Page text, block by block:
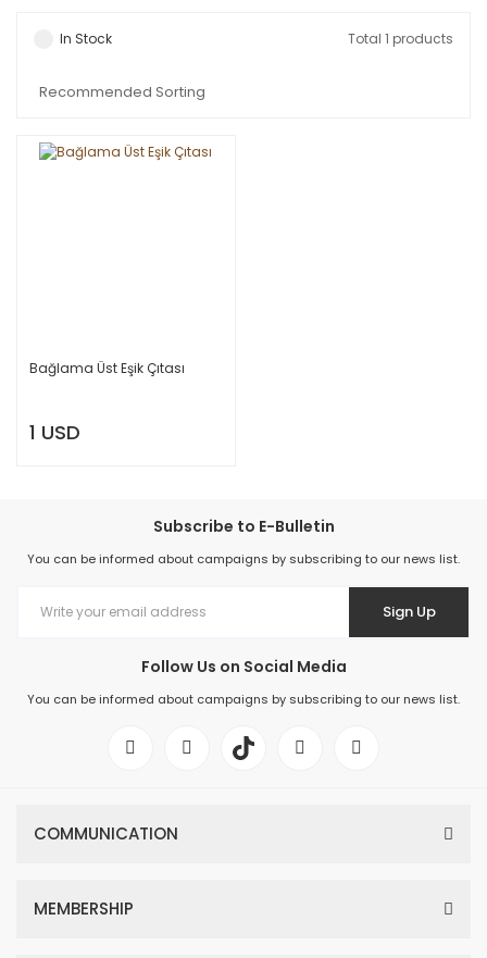
In Stock Total 1 products
Bağlama Üst Eşik Çıtası
1 USD
Subscribe to E-Bulletin
You can be informed about campaigns by subscribing to our news list.
Sign Up
Follow Us on Social Media
You can be informed about campaigns by subscribing to our news list.
COMMUNICATION
MEMBERSHIP